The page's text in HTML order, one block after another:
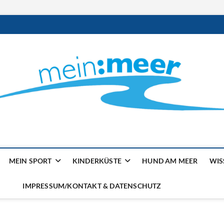
MEIN SPORT KINDERKÜSTE HUND AM MEER
IMPRESSUM/KONTAKT & DATENSCHUTZ